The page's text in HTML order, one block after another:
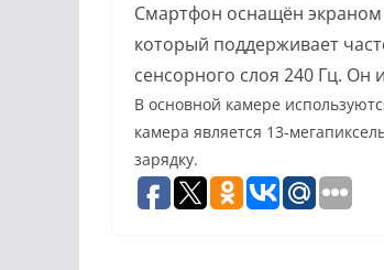
Смартфон оснащён
который поддерживает
сенсорного слоя 240 Гц. Он
В основной камере
камера является 13-
зарядку.